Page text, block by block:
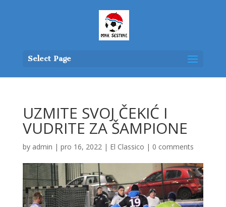
Select Page
UZMITE SVOJ ČEKIĆ I
VUDRITE ZA ŠAMPIONE
by admin | pro 16, 2022| El Classico | 0 comments